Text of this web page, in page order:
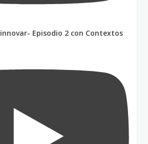
Episodio 2 con Contextos